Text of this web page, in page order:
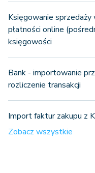
Księgowanie
płatności online
księgowości
Bank - importowanie
rozliczenie transakcji
Import faktur zakupu z
Zobacz wszystkie